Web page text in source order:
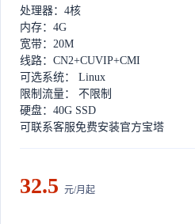
处理器：4核
内存：4G
宽带：20M
线路：CN2+CUVIP+CMI
可选系统： Linux
限制流量： 不限制
硬盘：40G SSD
可联系客服免费安装官方宝塔
32.5 元/月起